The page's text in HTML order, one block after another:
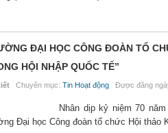
ĐẠI HỌC CÔNG ĐOÀN TỔ
HỘI NHẬP QUỐC TẾ”
Chuyên mục: Tin Hoạt động Được đăng
Nhân dịp kỷ niệm 70
Đại học Công đoàn tổ chức Hội thảo